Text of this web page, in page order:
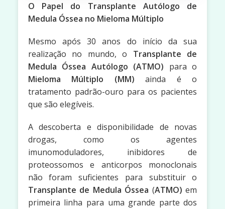
O Papel do Transplante Autólogo de
Medula Óssea no Mieloma Múltiplo
Mesmo após 30 anos do início da sua
realização no mundo, o Transplante de
Medula Óssea Autólogo (ATMO) para o
Mieloma Múltiplo (MM) ainda é o
tratamento padrão-ouro para os pacientes
que são elegíveis.
A descoberta e disponibilidade de novas
drogas, como os agentes
imunomoduladores, inibidores de
proteossomos e anticorpos monoclonais
não foram suficientes para substituir o
Transplante de Medula Óssea (ATMO) em
primeira linha para uma grande parte dos